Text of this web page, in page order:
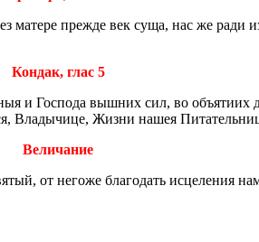
ма­те­ре пре­жде век суща, нас же
Кондак, глас 5
и Гос­по­да выш­них сил, во
Вла­ды­чи­це, Жизни нашея
Ве­ли­ча­ние
от него­же бла­го­дать ис­це­ле­ния